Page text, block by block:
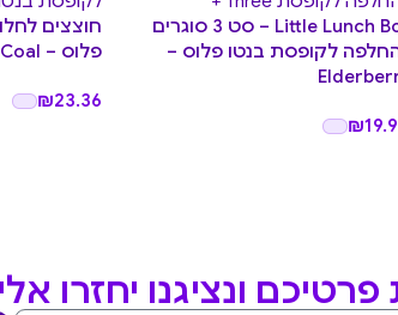
Little Lunch Box – סט 3 סוגרים
לקופסת בנטו פלוס –
₪
חוצצים
פלוס – Coal
₪23.36
ונציגנו יחזרו